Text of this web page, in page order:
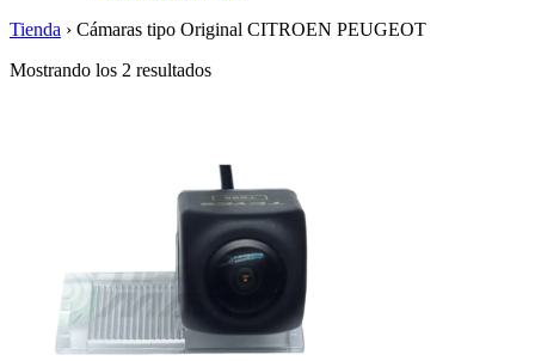
Tienda › Cámaras tipo Original CITROEN PEUGEOT
Mostrando los 2 resultados